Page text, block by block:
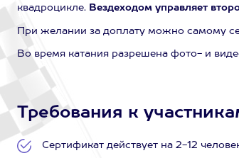
квадроцикле. Вездеходом управляет
При желании за доплату можно самому
Во время катания разрешена фото- и
Требования к
Сертификат действует на 2-12